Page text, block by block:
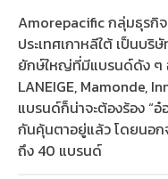
Amorepacific กลุ่มธุรกิ
ประเทศเกาหลีใต้ เป็นบ
ยักษ์ใหญ่ที่มีแบรนด์ดัง ๆ
LANEIGE, Mamonde,
แบรนด์ก็น่าจะต้องร้อง “อ๋
กันคุ้นตาอยู่แล้ว โดยนอ
ถึง 40 แบรนด์